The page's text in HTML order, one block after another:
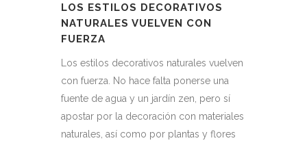
LOS ESTILOS DECORATIVOS
NATURALES VUELVEN CON
FUERZA
Los estilos decorativos naturales vuelven
con fuerza. No hace falta ponerse una
fuente de agua y un jardín zen, pero sí
apostar por la decoración con materiales
naturales, así como por plantas y flores